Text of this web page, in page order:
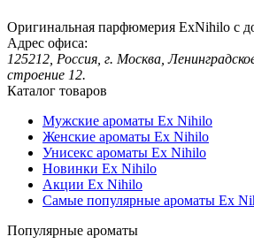
Оригинальная парфюмерия ExNihilo с
Адрес офиса:
125212, Россия, г. Москва,
строение 12.
Каталог товаров
Мужские ароматы Ex Nihilo
Женские ароматы Ex Nihilo
Унисекс ароматы Ex Nihilo
Новинки Ex Nihilo
Акции Ex Nihilo
Самые популярные ароматы Ex
Популярные ароматы